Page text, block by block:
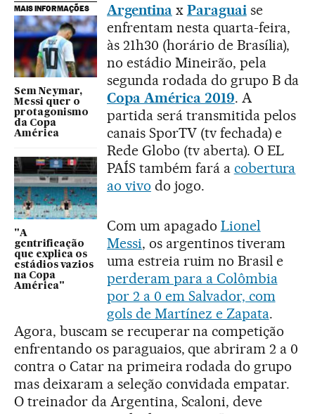
MAIS INFORMAÇÕES
Sem Neymar,
Messi quer o
protagonismo
da Copa
América
"A
gentrificação
que explica os
estádios vazios
na Copa
América"
Argentina x Paraguai se
enfrentam nesta quarta-feira,
às 21h30 (horário de Brasília),
no estádio Mineirão, pela
segunda rodada do grupo B da
Copa América 2019. A
partida será transmitida pelos
canais SporTV (tv fechada) e
Rede Globo (tv aberta). O EL
PAÍS também fará a cobertura
ao vivo do jogo.
Com um apagado Lionel
Messi, os argentinos tiveram
uma estreia ruim no Brasil e
perderam para a Colômbia
por 2 a 0 em Salvador, com
gols de Martínez e Zapata.
Agora, buscam se recuperar na competição
enfrentando os paraguaios, que abriram 2 a 0
contra o Catar na primeira rodada do grupo
mas deixaram a seleção convidada empatar.
O treinador da Argentina, Scaloni, deve